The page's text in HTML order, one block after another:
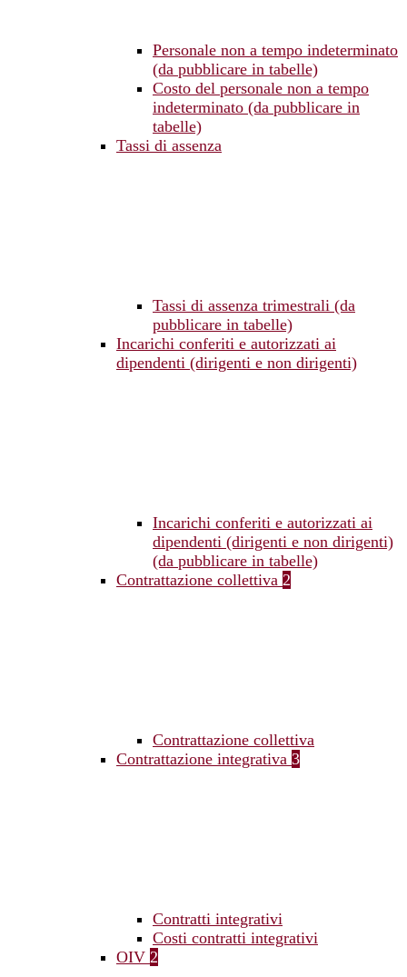
Personale non a tempo indeterminato
(da pubblicare in tabelle)
Costo del personale non a tempo
indeterminato (da pubblicare in
tabelle)
Tassi di assenza
Tassi di assenza trimestrali (da
pubblicare in tabelle)
Incarichi conferiti e autorizzati ai
dipendenti (dirigenti e non dirigenti)
Incarichi conferiti e autorizzati ai
dipendenti (dirigenti e non dirigenti)
(da pubblicare in tabelle)
Contrattazione collettiva 2
Contrattazione collettiva
Contrattazione integrativa 3
Contratti integrativi
Costi contratti integrativi
OIV 2